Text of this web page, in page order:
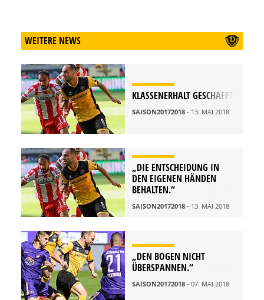
WEITERE NEWS
KLASSENERHALT GESCHAFFT
SAISON20172018 - 13. MAI 2018
„DIE ENTSCHEIDUNG IN
DEN EIGENEN HÄNDEN
BEHALTEN.“
SAISON20172018 - 13. MAI 2018
„DEN BOGEN NICHT
ÜBERSPANNEN.“
SAISON20172018 - 07. MAI 2018